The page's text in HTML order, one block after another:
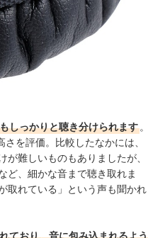
しっかりと聴き分けられます 。
を評価。比較したなかには、
難しいものもありましたが、
ど、細かな音まで聴き取れま
取れている」という声も聞かれ
ており、音に包み込まれるよう